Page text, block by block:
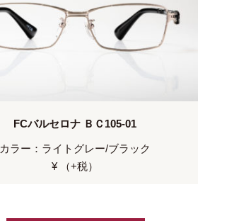
FCバルセロナ ＢＣ105-01
カラー：ライトグレー/ブラック
¥ （+税）